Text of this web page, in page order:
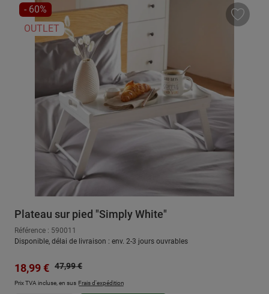
RÉDUCTION
- 60%
OUTLET
Plateau sur pied "Simply White"
Référence : 590011
Disponible, délai de livraison : env. 2-3 jours ouvrables
Prix de vente :
18,99 € Prix régulier :
47,99 €
Prix TVA incluse, en sus Frais d'expédition